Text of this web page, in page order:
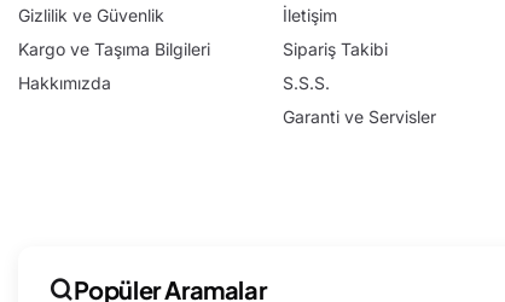
Gizlilik ve Güvenlik
Kargo ve Taşıma Bilgileri
Hakkımızda
İletişim
Sipariş Takibi
S.S.S.
Garanti ve Servisler
Popüler Aramalar